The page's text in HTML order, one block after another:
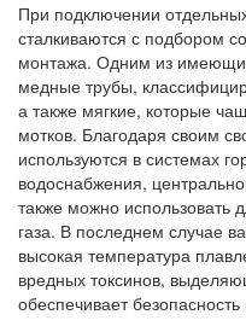
При подключении
сталкиваются с подбором
монтажа. Одним из
медные трубы,
а также мягкие, которые
мотков. Благодаря своим
используются в системах
водоснабжения,
также можно использовать
газа. В последнем случае
высокая температура
вредных токсинов,
обеспечивает